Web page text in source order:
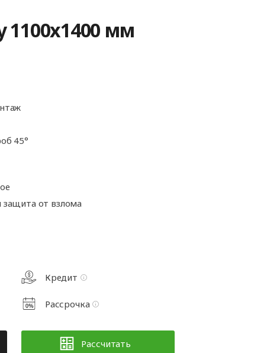
1100x1400 мм
45°
от взлома
Кредит
Рассрочка
Рассчитать